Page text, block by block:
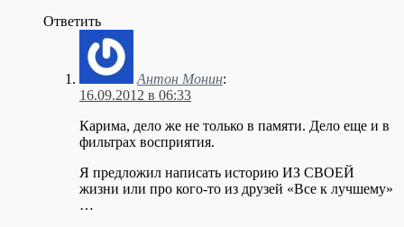
Ответить
Антон Монин:
16.09.2012 в 06:33
Карима, дело же не только в памяти. Дело еще и в
фильтрах восприятия.
Я предложил написать историю ИЗ СВОЕЙ
жизни или про кого-то из друзей «Все к лучшему»
…